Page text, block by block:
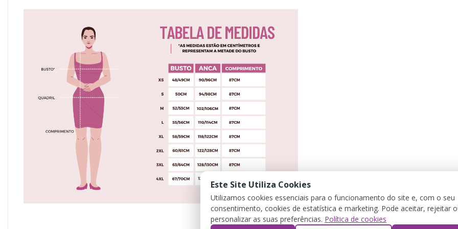
Este Site Utiliza Cookies
Utilizamos cookies essenciais para o funcionamento do site e, com o seu
consentimento, cookies de estatística e marketing. Pode aceitar, rejeitar
personalizar as suas preferências. Política de cookies